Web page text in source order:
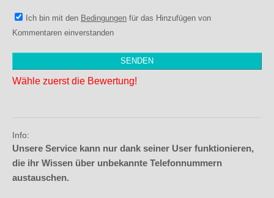
Ich bin mit den Bedingungen für das Hinzufügen von
Kommentaren einverstanden
Wähle zuerst die Bewertung!
Info:
Unsere Service kann nur dank seiner User funktionieren,
die ihr Wissen über unbekannte Telefonnummern
austauschen.